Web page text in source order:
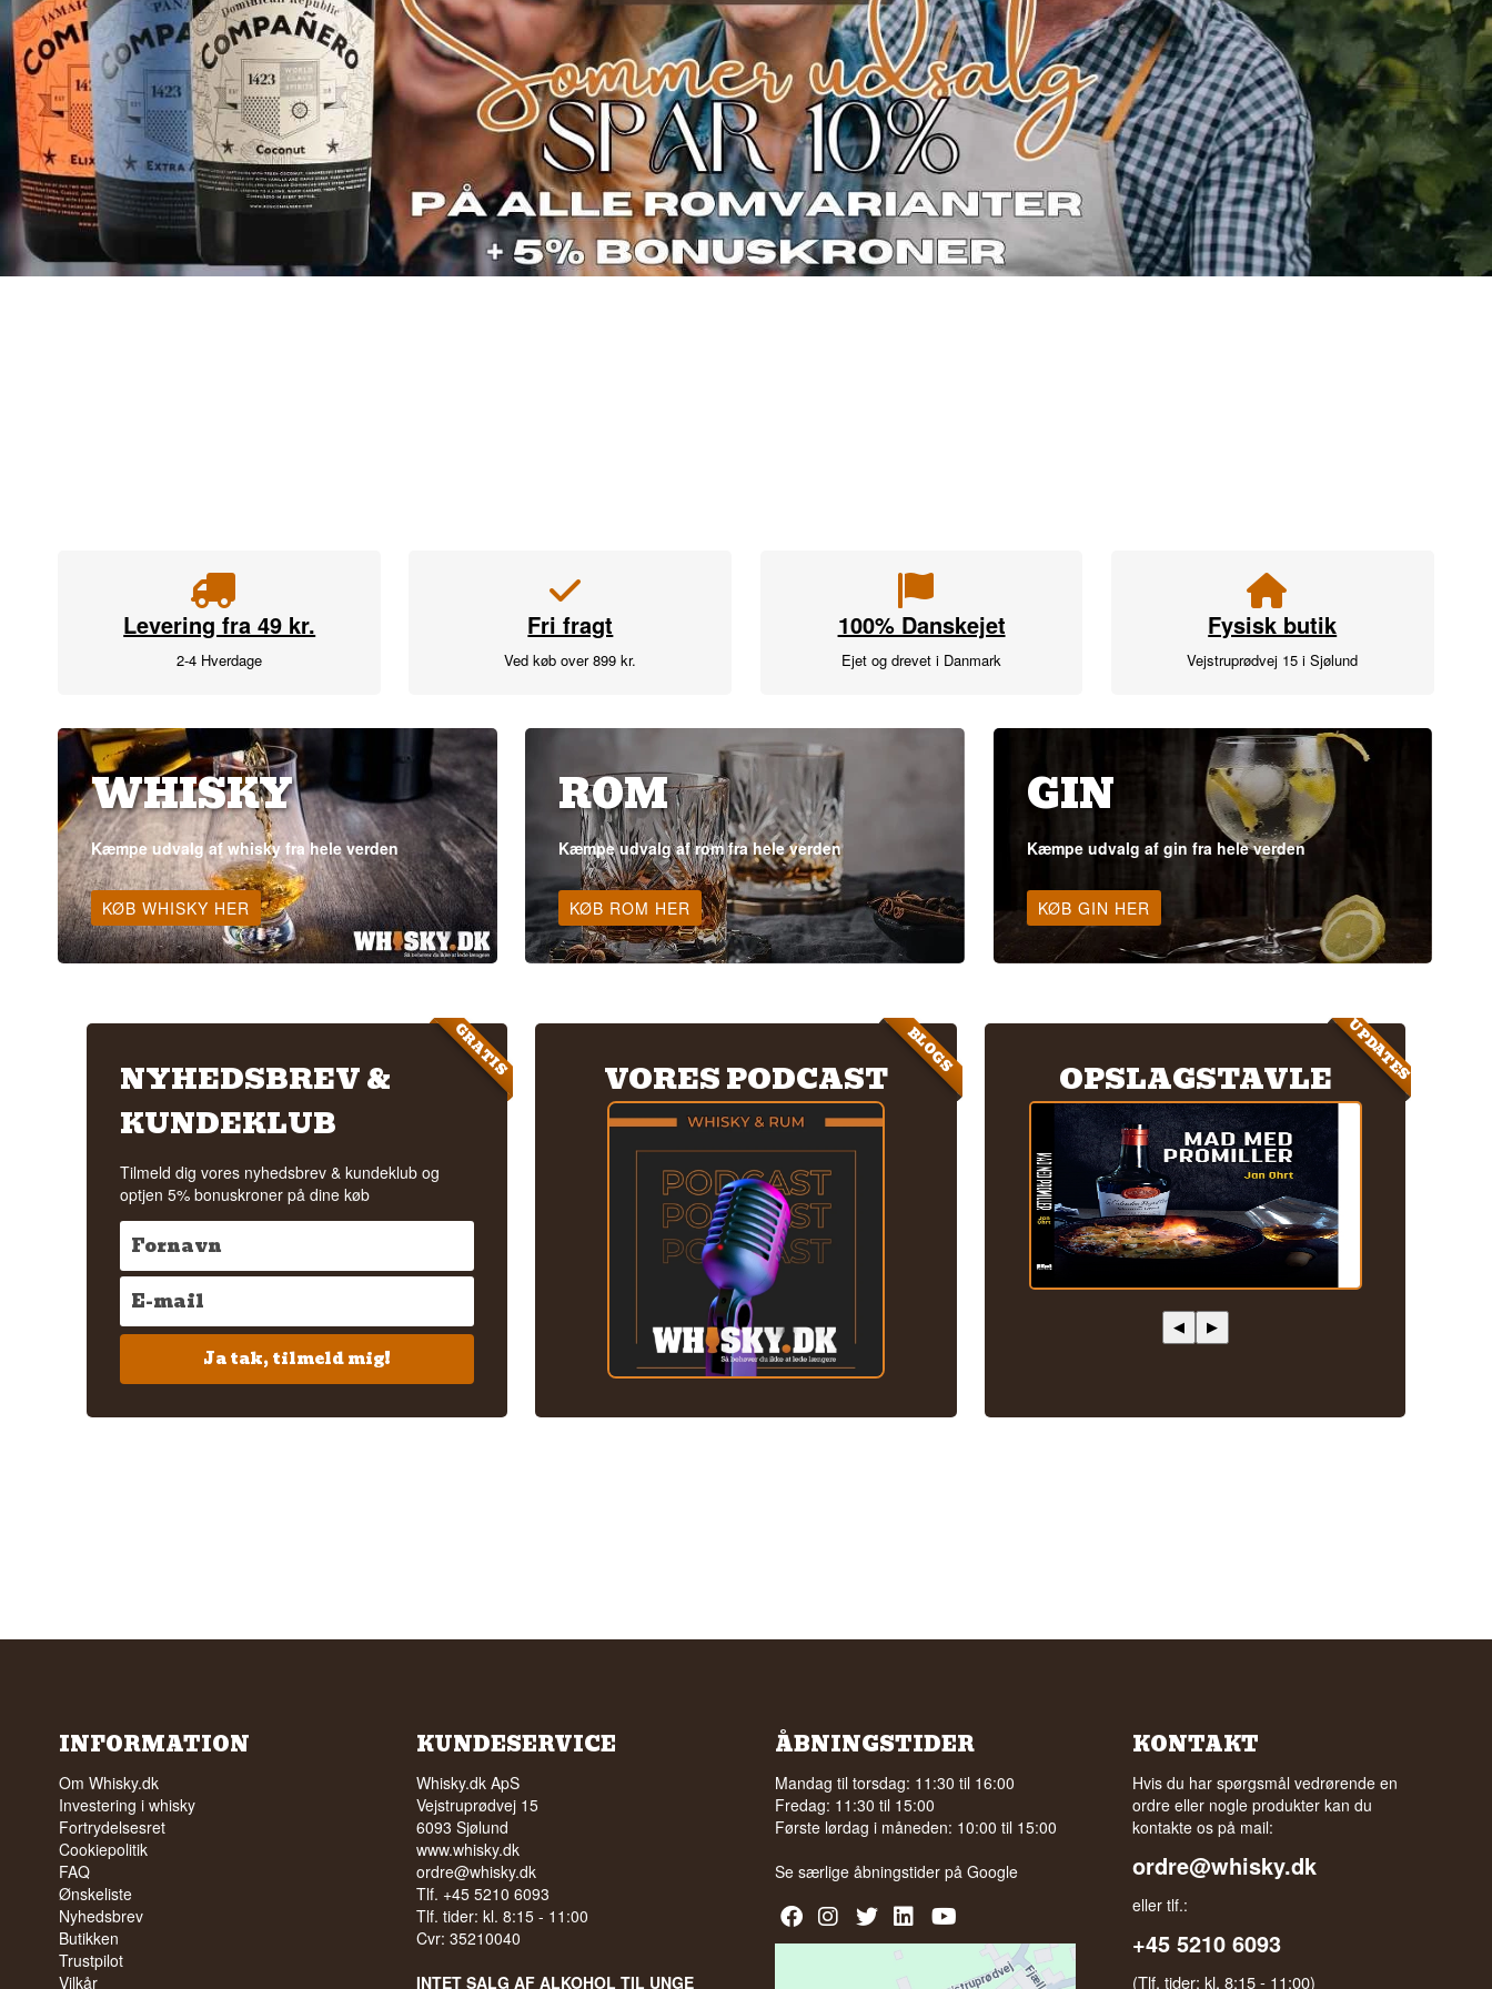
Levering fra 49 kr.
2-4 Hverdage
Fri fragt
Ved køb over 899 kr.
100% Danskejet
Ejet og drevet i Danmark
Fysisk butik
Vejstruprødvej 15 i Sjølund
WHISKY
Kæmpe udvalg af whisky fra hele verden
KØB WHISKY HER
ROM
Kæmpe udvalg af rom fra hele verden
KØB ROM HER
GIN
Kæmpe udvalg af gin fra hele verden
KØB GIN HER
GRATIS
NYHEDSBREV &
KUNDEKLUB
Tilmeld dig vores nyhedsbrev & kundeklub og
optjen 5% bonuskroner på dine køb
Ja tak, tilmeld mig!
BLOGS
VORES PODCAST UPDATES
OPSLAGSTAVLE
◀ ▶
INFORMATION
Om Whisky.dk
Investering i whisky
Fortrydelsesret
Cookiepolitik
FAQ
Ønskeliste
Nyhedsbrev
Butikken
Trustpilot
Vilkår
KUNDESERVICE
Whisky.dk ApS
Vejstruprødvej 15
6093 Sjølund
www.whisky.dk
ordre@whisky.dk
Tlf. +45 5210 6093
Tlf. tider: kl. 8:15 - 11:00
Cvr: 35210040
INTET SALG AF ALKOHOL TIL UNGE
ÅBNINGSTIDER
Mandag til torsdag: 11:30 til 16:00
Fredag: 11:30 til 15:00
Første lørdag i måneden: 10:00 til 15:00
Se særlige åbningstider på Google
KONTAKT
Hvis du har spørgsmål vedrørende en
ordre eller nogle produkter kan du
kontakte os på mail:
ordre@whisky.dk
eller tlf.:
+45 5210 6093
(Tlf. tider: kl. 8:15 - 11:00)